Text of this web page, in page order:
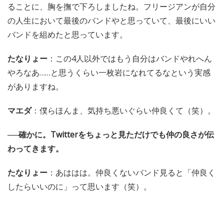
ることに、胸を撫で下ろしましたね。フリージアンが自分
の人生において最後のバンドやと思っていて、最後にいい
バンドを組めたと思っています。
たなりょー ：この4人以外ではもう自分はバンドやれへん
やろなあ……と思うくらい一枚岩になれてるなという実感
がありますね。
マエダ：僕らほんま、気持ち悪いぐらい仲良くて（笑）。
──確かに。Twitterをちょっと見ただけでも仲の良さが伝
わってきます。
たなりょー ：あははは。仲良くないバンド見ると「仲良く
したらいいのに」って思います（笑）。